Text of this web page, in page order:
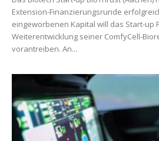
Extension-Finanzierungsrunde
eingeworbenen Kapital will das Start-up
Weiterentwicklung seiner ComfyCell-
vorantreiben. An...